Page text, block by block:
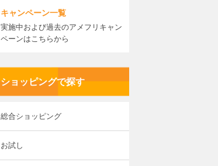
キャンペーン一覧
実施中および過去のアメフリキャン
ペーンはこちらから
ショッピングで探す
総合ショッピング
お試し